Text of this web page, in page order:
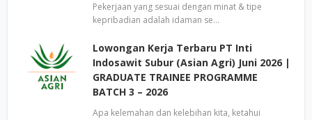
Pekerjaan yang sesuai dengan minat & tipe
kepribadian adalah idaman se…
Lowongan Kerja Terbaru PT Inti
Indosawit Subur (Asian Agri) Juni 2026 |
GRADUATE TRAINEE PROGRAMME
BATCH 3 – 2026
Apa kelemahan dan kelebihan kita, ketahui